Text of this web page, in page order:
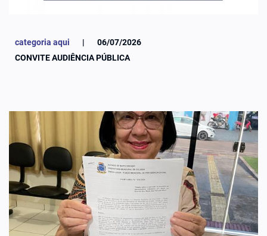
categoria aqui |
06/07/2026
CONVITE AUDIÊNCIA PÚBLICA